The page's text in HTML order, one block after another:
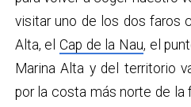
visitar uno de los dos faros
Alta, el Cap de la Nau, el
Marina Alta y del territorio
por la costa más norte de la